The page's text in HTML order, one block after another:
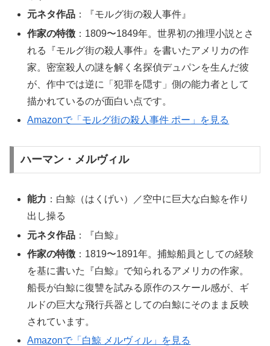
元ネタ作品 ：『モルグ街の殺人事件』
作家の特徴 ：1809〜1849年。世界初の推理小説とさ
れる『モルグ街の殺人事件』を書いたアメリカの作
家。密室殺人の謎を解く名探偵デュパンを生んだ彼
が、作中では逆に「犯罪を隠す」側の能力者として
描かれているのが面白い点です。
Amazonで「モルグ街の殺人事件 ポー」を見る
ハーマン・メルヴィル
能力 ：白鯨（はくげい）／空中に巨大な白鯨を作り
出し操る
元ネタ作品 ：『白鯨』
作家の特徴 ：1819〜1891年。捕鯨船員としての経験
を基に書いた『白鯨』で知られるアメリカの作家。
船長が白鯨に復讐を試みる原作のスケール感が、ギ
ルドの巨大な飛行兵器としての白鯨にそのまま反映
されています。
Amazonで「白鯨 メルヴィル」を見る